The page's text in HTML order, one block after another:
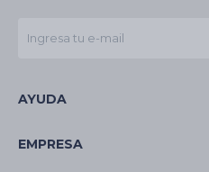
AYUDA
EMPRESA